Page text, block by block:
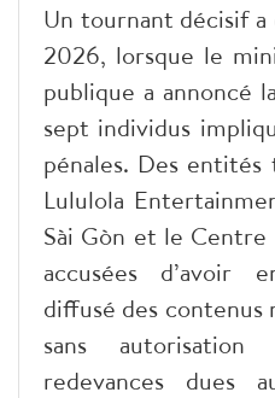
Un tournant décisif a
2026, lorsque le
publique a annoncé
sept individus
pénales. Des
Lululola
Sài Gòn et le
accusées d’avoir
diffusé des contenus
sans
redevances dues